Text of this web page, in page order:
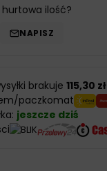
ilość?
NAPISZ
brakuje 115,30 zł
paczkomat
jeszcze dziś